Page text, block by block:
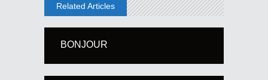
Related Articles
BONJOUR